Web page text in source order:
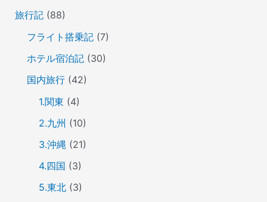
旅行記(88)
フライト搭乗記(7)
ホテル宿泊記(30)
国内旅行(42)
1.関東 (4)
2.九州 (10)
3.沖縄(21)
4.四国 (3)
5.東北(3)